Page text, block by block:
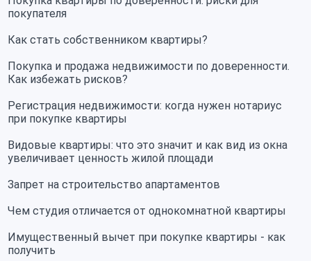
покупателя
Как стать собственником квартиры?
Покупка и продажа недвижимости по доверенности.
Как избежать рисков?
Регистрация недвижимости: когда нужен нотариус
при покупке квартиры
Видовые квартиры: что это значит и как вид из окна
увеличивает ценность жилой площади
Запрет на строительство апартаментов
Чем студия отличается от однокомнатной квартиры
Имущественный вычет при покупке квартиры - как
получить